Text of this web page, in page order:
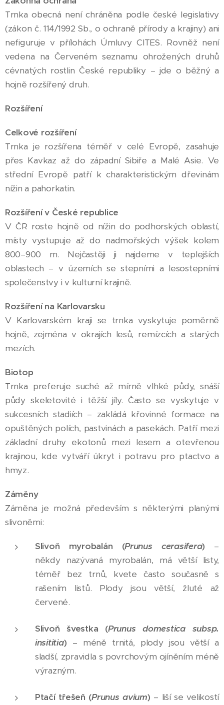
Trnka obecná není chráněna podle české legislativy
(zákon č. 114/1992 Sb., o ochraně přírody a krajiny) ani
nefiguruje v přílohách Úmluvy CITES. Rovněž není
vedena na Červeném seznamu ohrožených druhů
cévnatých rostlin České republiky – jde o běžný a
hojně rozšířený druh.
Rozšíření
Celkové rozšíření
Trnka je rozšířena téměř v celé Evropě, zasahuje
přes Kavkaz až do západní Sibiře a Malé Asie. Ve
střední Evropě patří k charakteristickým dřevinám
nížin a pahorkatin.
Rozšíření v České republice
V ČR roste hojně od nížin do podhorských oblastí,
místy vystupuje až do nadmořských výšek kolem
800–900 m. Nejčastěji ji najdeme v teplejších
oblastech – v územích se stepními a lesostepními
společenstvy i v kulturní krajině.
Rozšíření na Karlovarsku
V Karlovarském kraji se trnka vyskytuje poměrně
hojně, zejména v okrajích lesů, remízcích a starých
mezích.
Biotop
Trnka preferuje suché až mírně vlhké půdy, snáší
půdy skeletovité i těžší jíly. Často se vyskytuje v
sukcesních stadiích – zakládá křovinné formace na
opuštěných polích, pastvinách a pasekách. Patří mezi
základní druhy ekotonů mezi lesem a otevřenou
krajinou, kde vytváří úkryt i potravu pro ptactvo a
hmyz.
Záměny
Záměna je možná především s některými planými
slivoněmi:
Slivoň myrobalán (Prunus cerasifera) –
někdy nazývaná myrobalán, má větší listy,
téměř bez trnů, kvete často současně s
rašením listů. Plody jsou větší, žluté až
červené.
Slivoň švestka (Prunus domestica subsp.
insititia) – méně trnitá, plody jsou větší a
sladší, zpravidla s povrchovým ojíněním méně
výrazným.
Ptačí třešeň (Prunus avium) – liší se velikostí